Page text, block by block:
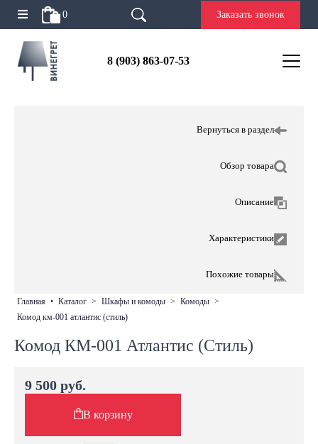
0 Заказать звонок
8 (903) 863-07-53
Вернуться в раздел
Обзор товара
Описание
Характеристики
Похожие товары
главная • каталог > шкафы и комоды > комоды >
комод км-001 атлантис (стиль)
Комод КМ-001 Атлантис (Стиль)
9 500 руб.
В корзину